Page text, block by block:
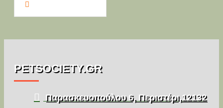
PETSOCIETY.GR
Παρασκευοπούλου 6, Περιστέρι,12132